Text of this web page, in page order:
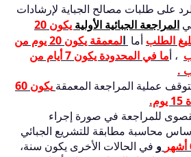
على طلبات مصالح الجباية لإرشادات
المراجعة الجبائية الأولية
يكون 20
الطلب أما ا
لمعمقة يكون 20 يوم من
، أ
ما في المحدودة يكون 7 أيام من
.
عملية المراجعة المعمقة
يكون 60
للمراجعة في صورة إجراء
محاسبة مطابقة للتشريع الجبائي
و في الحالات الأخرى يكون سنة،